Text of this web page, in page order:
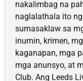
nakalimbag na
naglalathala ito
sumasaklaw sa
inumin, krimen,
kaganapan, mga
mga anunsyo, at
Club. Ang Leeds